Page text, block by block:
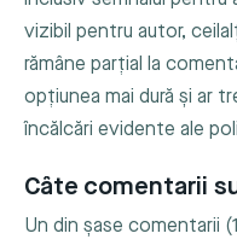
vizibil pentru autor,
rămâne parțial la
opțiunea mai dură și ar
încălcări evidente ale
Câte comentarii
Un din șase comentarii